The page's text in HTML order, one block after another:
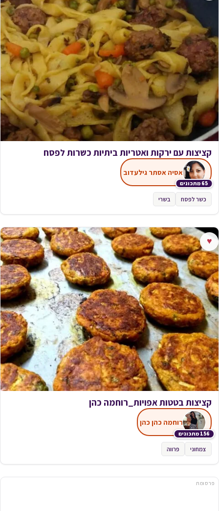
קציצות עם ירקות ואטריות ביתיות כשרות לפסח
65 מתכונים
אסיה אסתר גילעדוב
כשר לפסח בשרי
♥
קציצות בטטות אפויות_רוחמה כהן
156 מתכונים
רוחמה כהן כהן
צמחוני פרווה
פרסומת